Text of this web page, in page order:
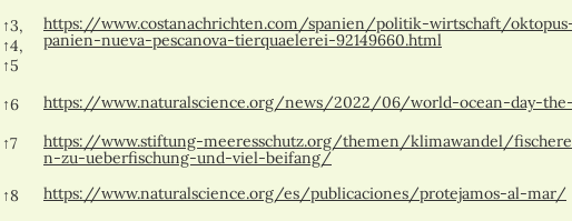
↑3,
↑4,
↑5
https://www.costanachrichten.com/spanien/politik-wirtschaft/
panien-nueva-pescanova-tierquaelerei-92149660.html
↑6 https://www.naturalscience.org/news/2022/06/world-ocean-day-
↑7
https://www.stiftung-meeresschutz.org/themen/klimawandel/
n-zu-ueberfischung-und-viel-beifang/
↑8 https://www.naturalscience.org/es/publicaciones/protejamos-al-mar/